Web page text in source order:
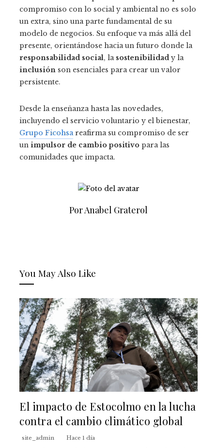
compromiso con lo social y ambiental no es solo
un extra, sino una parte fundamental de su
modelo de negocios. Su enfoque va más allá del
presente, orientándose hacia un futuro donde la
responsabilidad social, la sostenibilidad y la
inclusión son esenciales para crear un valor
persistente.
Desde la enseñanza hasta las novedades,
incluyendo el servicio voluntario y el bienestar,
Grupo Ficohsareafirma su compromiso de ser
un impulsor de cambio positivo para las
comunidades que impacta.
Por Anabel Graterol
You May Also Like
El impacto de Estocolmo en la lucha
contra el cambio climático global
site_admin Hace 1 día